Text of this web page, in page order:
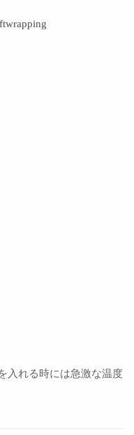
入れる時には急激な温度